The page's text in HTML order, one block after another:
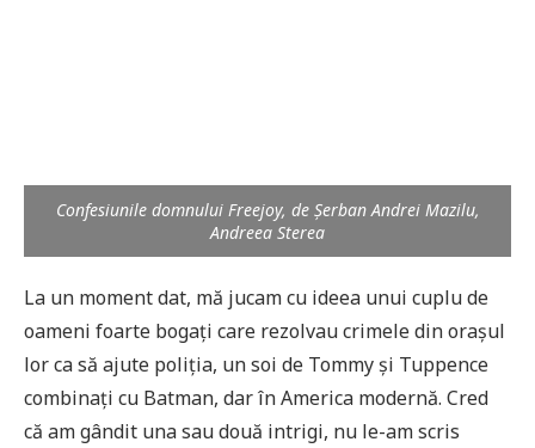
Confesiunile domnului Freejoy, de Șerban Andrei Mazilu,
Andreea Sterea
La un moment dat, mă jucam cu ideea unui cuplu de
oameni foarte bogaţi care rezolvau crimele din orașul
lor ca să ajute poliția, un soi de Tommy și Tuppence
combinați cu Batman, dar în America modernă. Cred
că am gândit una sau două intrigi, nu le-am scris